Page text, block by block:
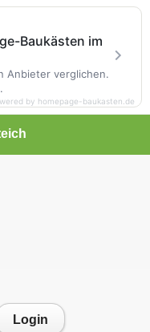
Login
Baukästen im
Anbieter verglichen.
by homepage-baukasten.de